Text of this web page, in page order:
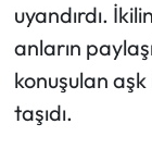
uyandırdı.
anların
konuşulan
taşıdı.